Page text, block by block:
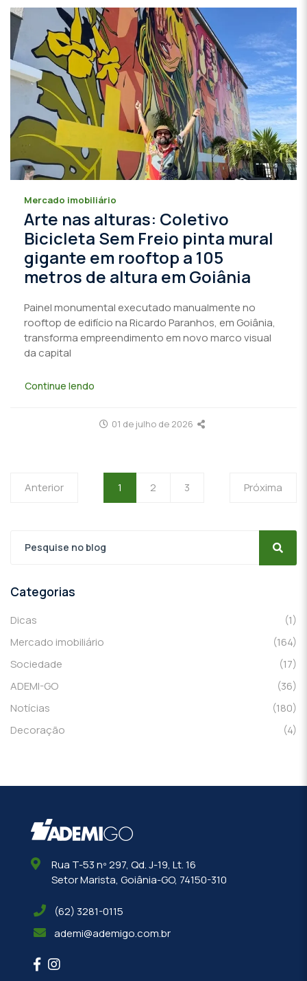
Mercado imobiliário
Arte nas alturas: Coletivo
Bicicleta Sem Freio pinta mural
gigante em rooftop a 105
metros de altura em Goiânia
Painel monumental executado manualmente no
rooftop de edifício na Ricardo Paranhos, em Goiânia,
transforma empreendimento em novo marco visual
da capital
Continue lendo
01 de julho de 2026
Anterior 1 2 3 Próxima
Categorias
Dicas
(1)
Mercado imobiliário
(164)
Sociedade
(17)
ADEMI-GO
(36)
Notícias
(180)
Decoração
(4)
Rua T-53 nº 297, Qd. J-19, Lt. 16
Setor Marista, Goiânia-GO, 74150-310
(62) 3281-0115
ademi@ademigo.com.br